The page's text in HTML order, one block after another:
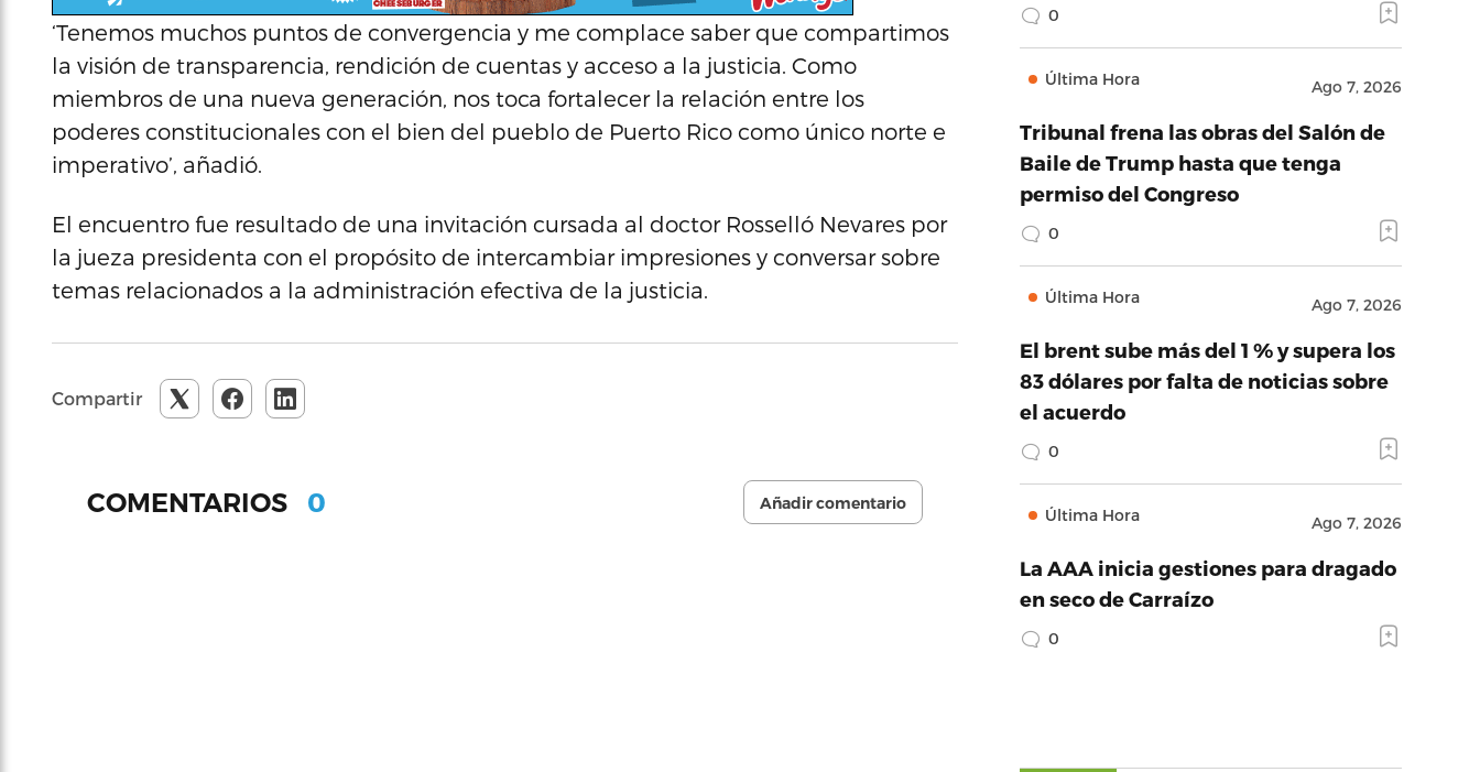
‘Tenemos muchos puntos de convergencia y me complace saber que compartimos
la visión de transparencia, rendición de cuentas y acceso a la justicia. Como
miembros de una nueva generación, nos toca fortalecer la relación entre los
poderes constitucionales con el bien del pueblo de Puerto Rico como único norte e
imperativo’, añadió.
El encuentro fue resultado de una invitación cursada al doctor Rosselló Nevares por
la jueza presidenta con el propósito de intercambiar impresiones y conversar sobre
temas relacionados a la administración efectiva de la justicia.
Compartir
COMENTARIOS 0 Añadir comentario
0
Última Hora Ago 7, 2026
Tribunal frena las obras del Salón de
Baile de Trump hasta que tenga
permiso del Congreso
0
Última Hora Ago 7, 2026
El brent sube más del 1 % y supera los
83 dólares por falta de noticias sobre
el acuerdo
0
Última Hora Ago 7, 2026
La AAA inicia gestiones para dragado
en seco de Carraízo
0